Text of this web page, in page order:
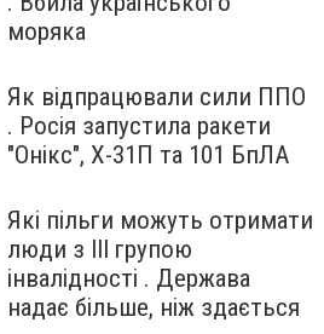
моряка
Як відпрацювали сили ППО
. Росія запустила ракети
"Онікс", Х-31П та 101 БпЛА
Які пільги можуть отримати
люди з III групою
інвалідності . Держава
надає більше, ніж здається